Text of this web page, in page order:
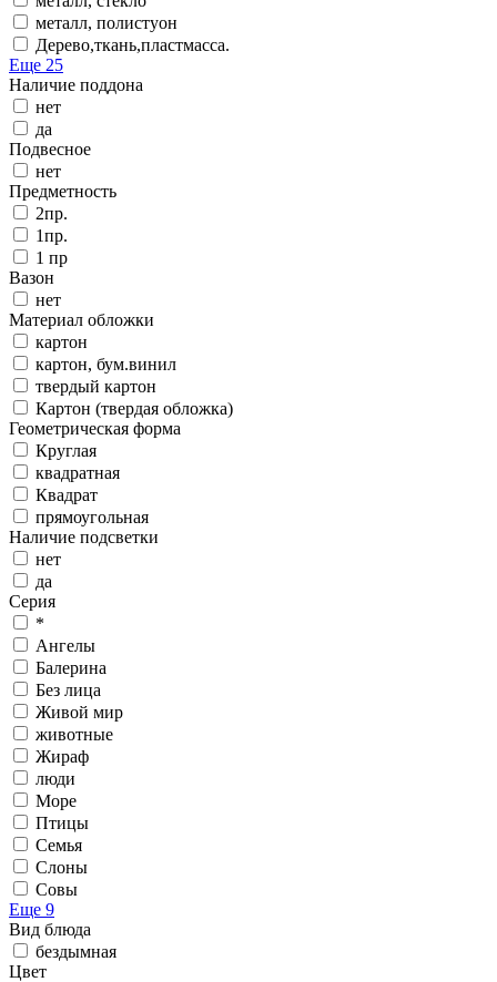
металл, полистуон
Дерево,ткань,пластмасса.
Еще 25
Наличие поддона
нет
да
Подвесное
нет
Предметность
2пр.
1пр.
1 пр
Вазон
нет
Материал обложки
картон
картон, бум.винил
твердый картон
Картон (твердая обложка)
Геометрическая форма
Круглая
квадратная
Квадрат
прямоугольная
Наличие подсветки
нет
да
Серия
*
Ангелы
Балерина
Без лица
Живой мир
животные
Жираф
люди
Море
Птицы
Семья
Слоны
Совы
Еще 9
Вид блюда
бездымная
Цвет